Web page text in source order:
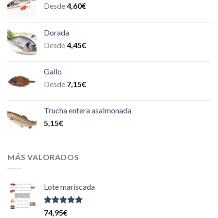
Desde4,60€
Dorada
Desde4,45€
Gallo
Desde 7,15€
Trucha entera asalmonada
5,15€
MÁS VALORADOS
Lote mariscada
Valorado
74,95€